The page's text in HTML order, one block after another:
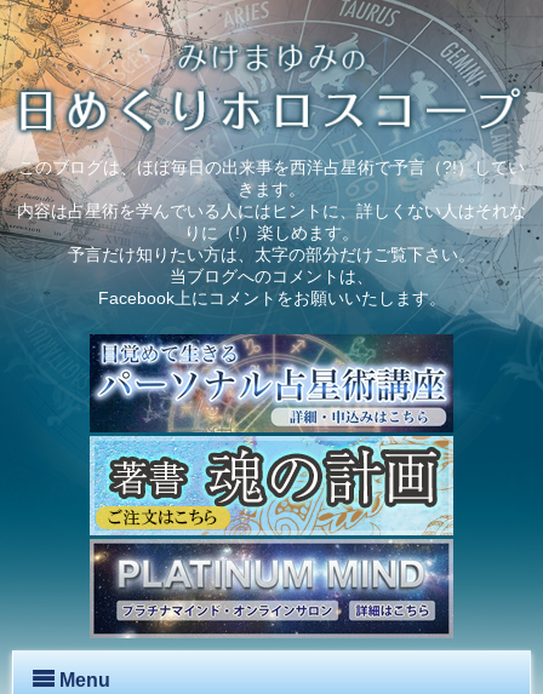
このブログは、ほぼ毎日の出来事を西洋占星術で予言（?!）してい
きます。
内容は占星術を学んでいる人にはヒントに、詳しくない人はそれな
りに（!）楽しめます。
予言だけ知りたい方は、太字の部分だけご覧下さい。
当ブログへのコメントは、
Facebook上にコメントをお願いいたします。
Menu